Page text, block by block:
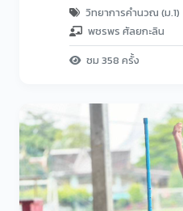
วิทยาการคำนวณ (ม.1)
พชรพร ศัลยกะลิน
ชม 358 ครั้ง